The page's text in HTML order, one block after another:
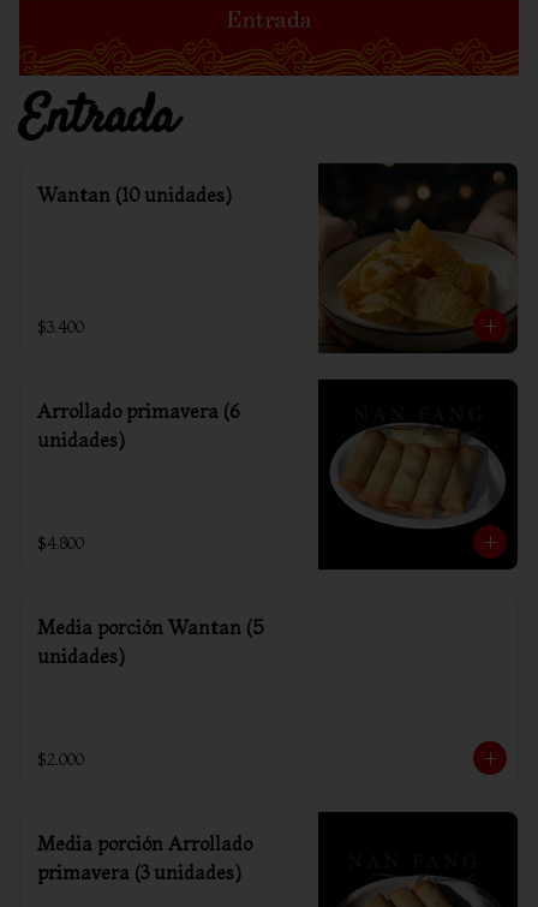
Entrada
Wantan (10 unidades)
$3.400
Arrollado primavera (6
unidades)
$4.800
Media porción Wantan (5
unidades)
$2.000
Media porción Arrollado
primavera (3 unidades)